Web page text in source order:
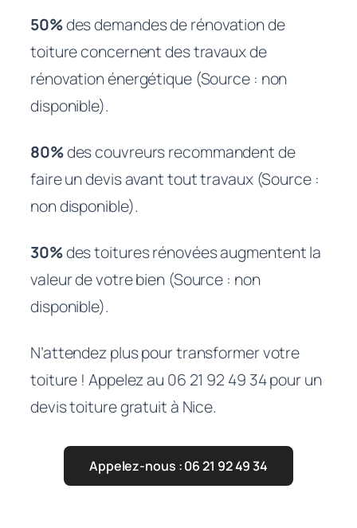
50%des demandes de rénovation de
toiture concernent des travaux de
rénovation énergétique (Source : non
disponible).
80%des couvreurs recommandent de
faire un devis avant tout travaux (Source :
non disponible).
30%des toitures rénovées augmentent la
valeur de votre bien (Source : non
disponible).
N’attendez plus pour transformer votre
toiture ! Appelez au 06 21 92 49 34 pour un
devis toiture gratuit à Nice.
Appelez-nous : 06 21 92 49 34